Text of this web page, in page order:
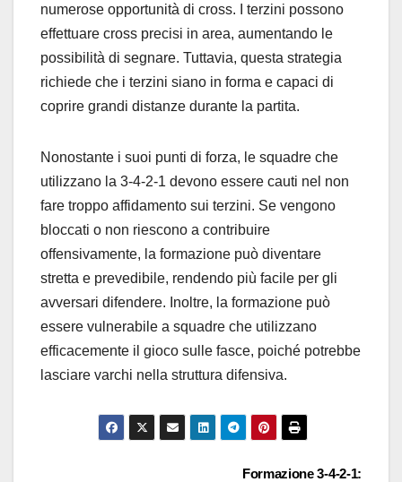
numerose opportunità di cross. I terzini possono
effettuare cross precisi in area, aumentando le
possibilità di segnare. Tuttavia, questa strategia
richiede che i terzini siano in forma e capaci di
coprire grandi distanze durante la partita.
Nonostante i suoi punti di forza, le squadre che
utilizzano la 3-4-2-1 devono essere cauti nel non
fare troppo affidamento sui terzini. Se vengono
bloccati o non riescono a contribuire
offensivamente, la formazione può diventare
stretta e prevedibile, rendendo più facile per gli
avversari difendere. Inoltre, la formazione può
essere vulnerabile a squadre che utilizzano
efficacemente il gioco sulle fasce, poiché potrebbe
lasciare varchi nella struttura difensiva.
Formazione 3-4-2-1: